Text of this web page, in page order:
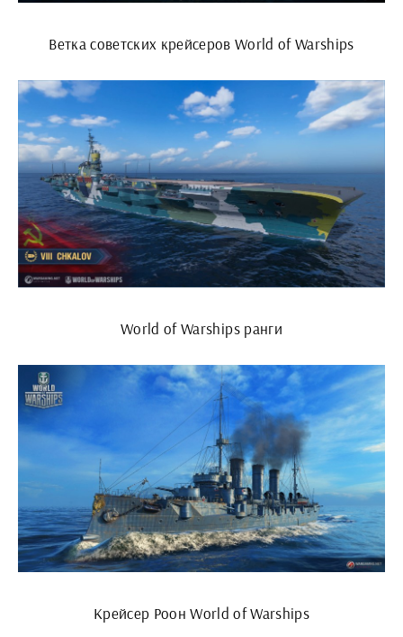
Ветка советских крейсеров World of Warships
World of Warships ранги
Крейсер Роон World of Warships